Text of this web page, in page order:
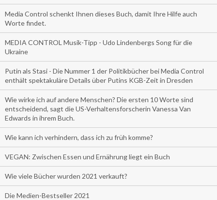
Media Control schenkt Ihnen dieses Buch, damit Ihre Hilfe auch
Worte findet.
MEDIA CONTROL Musik-Tipp - Udo Lindenbergs Song für die
Ukraine
Putin als Stasi - Die Nummer 1 der Politikbücher bei Media Control
enthält spektakuläre Details über Putins KGB-Zeit in Dresden
Wie wirke ich auf andere Menschen? Die ersten 10 Worte sind
entscheidend, sagt die US-Verhaltensforscherin Vanessa Van
Edwards in ihrem Buch.
Wie kann ich verhindern, dass ich zu früh komme?
VEGAN: Zwischen Essen und Ernährung liegt ein Buch
Wie viele Bücher wurden 2021 verkauft?
Die Medien-Bestseller 2021